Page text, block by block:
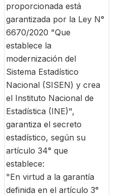
proporcionada está
garantizada por la Ley N°
6670/2020 "Que
establece la
modernización del
Sistema Estadístico
Nacional (SISEN) y crea
el Instituto Nacional de
Estadística (INE)",
garantiza el secreto
estadístico, según su
artículo 34° que
establece:
"En virtud a la garantía
definida en el artículo 3°